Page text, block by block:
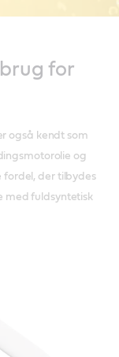
for
også kendt som
og
fordel, der tilbydes
med fuldsyntetisk